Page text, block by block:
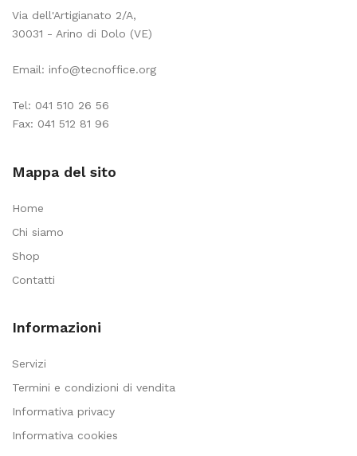
Via dell'Artigianato 2/A,
30031 - Arino di Dolo (VE)
Email: info@tecnoffice.org
Tel: 041 510 26 56
Fax: 041 512 81 96
Mappa del sito
Home
Chi siamo
Shop
Contatti
Informazioni
Servizi
Termini e condizioni di vendita
Informativa privacy
Informativa cookies